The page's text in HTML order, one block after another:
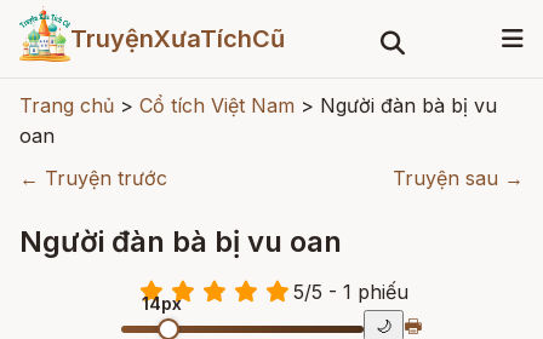
TruyệnXưaTíchCũ
Trang chủ > Cổ tích Việt Nam > Người đàn bà bị vu
oan
← Truyện trước
Truyện sau →
Người đàn bà bị vu oan
5/5 - 1 phiếu
14px
🌙 🖶